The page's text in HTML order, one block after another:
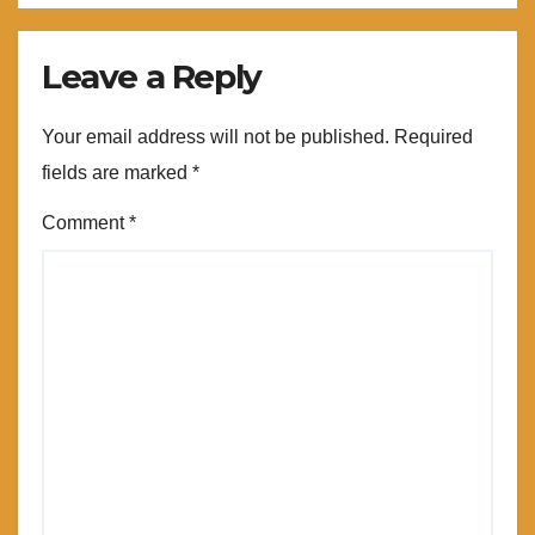
Leave a Reply
Your email address will not be published. Required
fields are marked *
Comment*